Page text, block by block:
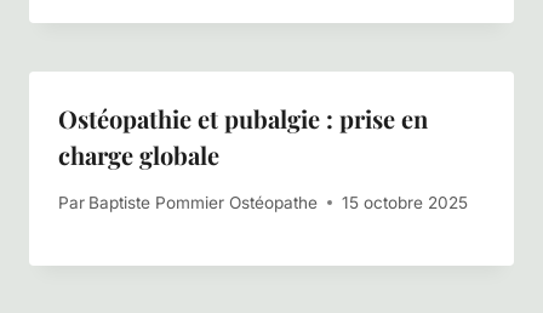
Ostéopathie et pubalgie : prise en
charge globale
Par Baptiste Pommier Ostéopathe 15 octobre 2025